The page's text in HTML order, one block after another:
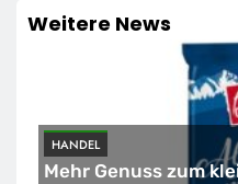
Weitere News
HANDEL
Mehr Genuss zum